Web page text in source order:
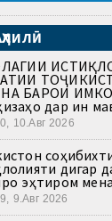
БАРОИ
дар ин
10.Авг 2026
дигар
эҳтиром
9.Авг 2026